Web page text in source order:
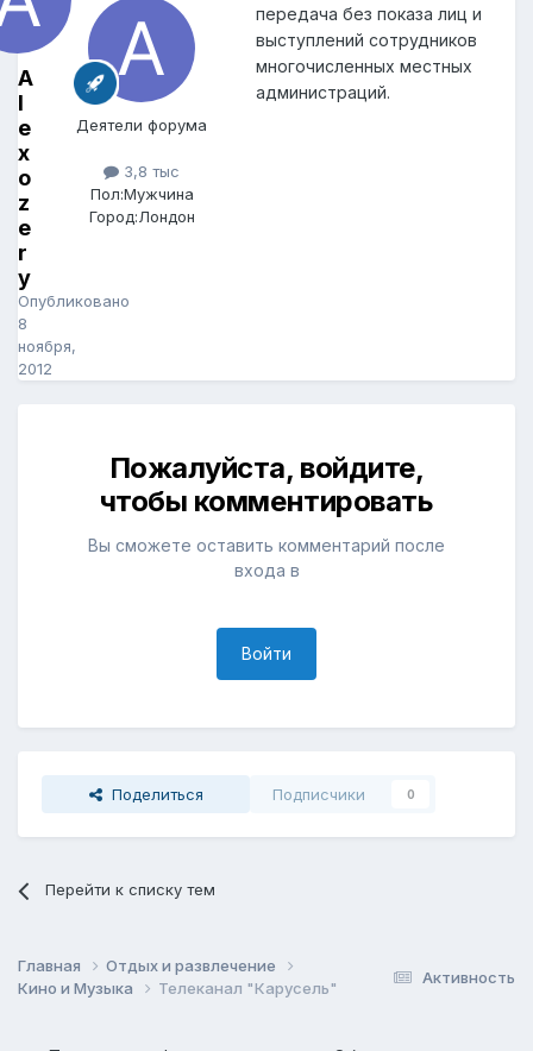
A
l
e
x
o
z
e
r
y
Опубликовано
8
ноября,
2012
Деятели форума
3,8 тыс
Пол:Мужчина
Город:Лондон
передача без показа лиц и
выступлений сотрудников
многочисленных местных
администраций.
Пожалуйста, войдите,
чтобы комментировать
Вы сможете оставить комментарий после
входа в
Войти
Поделиться Подписчики 0
Перейти к списку тем
Активность
Главная
Отдых и развлечение
Кино и Музыка
Телеканал "Карусель"